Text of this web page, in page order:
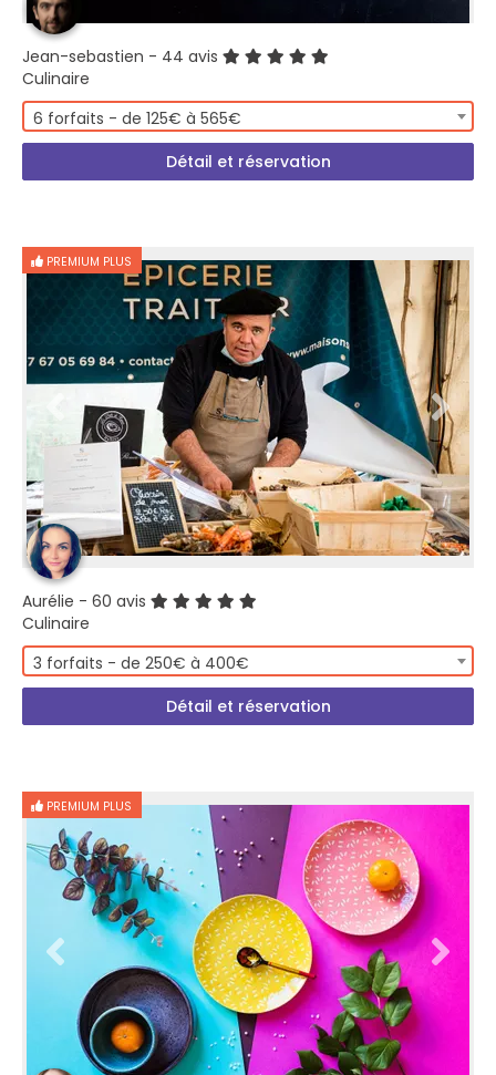
Jean-sebastien - 44 avis
Culinaire
6 forfaits - de 125€ à 565€
Détail et réservation
PREMIUM PLUS
Aurélie - 60 avis
Culinaire
3 forfaits - de 250€ à 400€
Détail et réservation
PREMIUM PLUS